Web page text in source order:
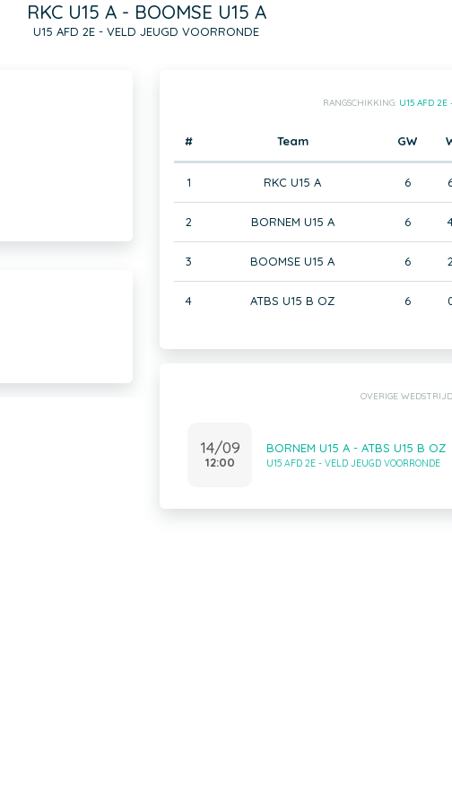
RKC U15 A - BOOMSE U15 A
U15 AFD 2E - VELD JEUGD VOORRONDE
RANGSCHIKKING: U15 AFD 2E
# Team GW
1 RKC U15 A 6
2 BORNEM U15 A 6
3 BOOMSE U15 A 6 2
4 ATBS U15 B OZ 6
OVERIGE
14/09
12:00
BORNEM U15 A - ATBS U15 B OZ
U15 AFD 2E - VELD JEUGD VOORRONDE